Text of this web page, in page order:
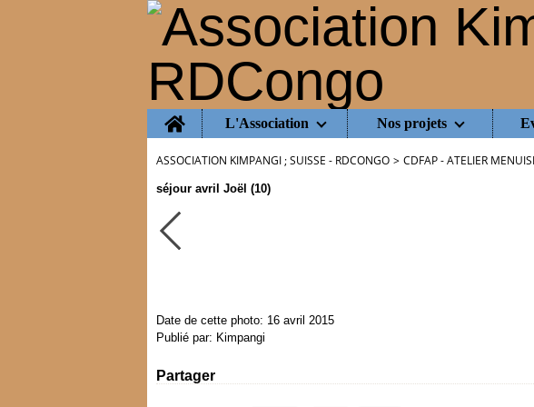
Home L'Association Nos projets
ASSOCIATION KIMPANGI ; SUISSE - RDCONGO > CDFAP - ATELIER
séjour avril Joël (10)
Date de cette photo: 16 avril 2015
Publié par: Kimpangi
Partager